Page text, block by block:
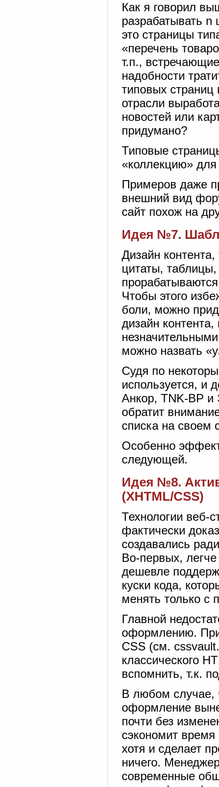
Как я говорил
разрабатывать
это страницы
«перечень
т.п.,
надобности
типовых
отрасли
новостей или
придумано?
Типовые
«коллекцию»
Примеров даже
внешний вид
сайт похож на
Идея №7.
Дизайн контента,
цитаты,
Чтобы этого
боли, можно
дизайн
можно назвать
Судя по
используется, и
Анкор, TNK-BP и
обратит
списка на своем
Особенно
следующей.
Идея №8.
(XHTML/CSS)
Технологии веб-
фактически
создавались
Во-первых,
дешевле
куски кода,
менять только
Главной
оформлению.
CSS (см.
классического
вспомнить, т.к.
В любом случае,
оформление
почти без
сэкономит
хотя и сделает
ничего.
современные